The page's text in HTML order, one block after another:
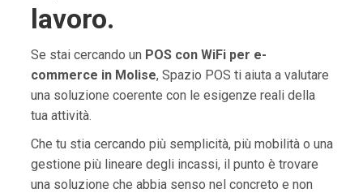
lavoro.
Se stai cercando un POS con WiFi per e-
commerce in Molise, Spazio POS ti aiuta a valutare
una soluzione coerente con le esigenze reali della
tua attività.
Che tu stia cercando più semplicità, più mobilità o una
gestione più lineare degli incassi, il punto è trovare
una soluzione che abbia senso nel concreto e non